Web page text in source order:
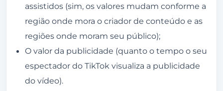
assistidos (sim, os valores mudam conforme a
região onde mora o criador de conteúdo e as
regiões onde moram seu público);
O valor da publicidade (quanto o tempo o seu
espectador do TikTok visualiza a publicidade
do vídeo).